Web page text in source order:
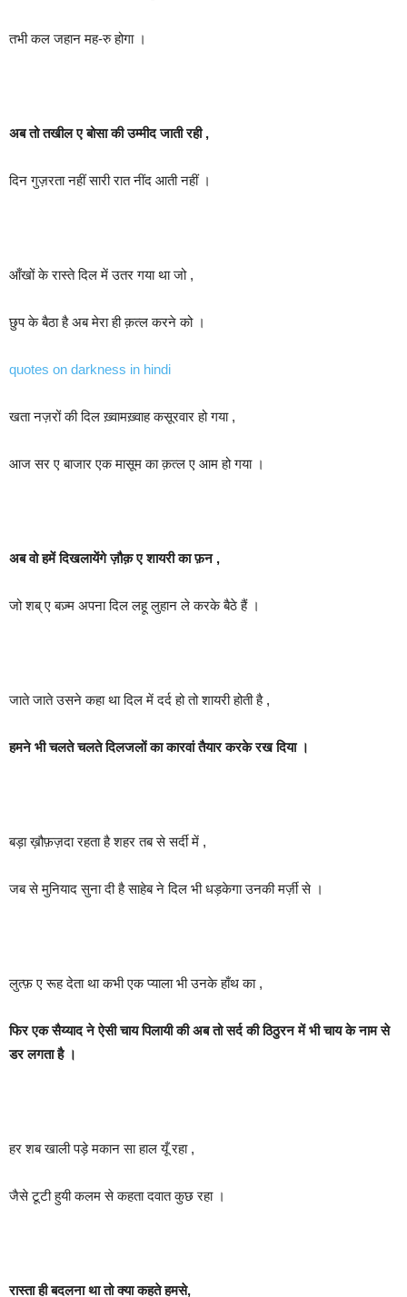
तभी कल जहान मह-रु होगा ।
अब तो तखील ए बोसा की उम्मीद जाती रही ,
दिन गुज़रता नहीं सारी रात नींद आती नहीं ।
आँखों के रास्ते दिल में उतर गया था जो ,
छुप के बैठा है अब मेरा ही क़त्ल करने को ।
quotes on darkness in hindi
खता नज़रों की दिल ख़्वामख़्वाह कसूरवार हो गया ,
आज सर ए बाजार एक मासूम का क़त्ल ए आम हो गया ।
अब वो हमें दिखलायेंगे ज़ौक़ ए शायरी का फ़न ,
जो शब् ए बज़्म अपना दिल लहू लुहान ले करके बैठे हैं ।
जाते जाते उसने कहा था दिल में दर्द हो तो शायरी होती है ,
हमने भी चलते चलते दिलजलों का कारवां तैयार करके रख दिया ।
बड़ा ख़ौफ़ज़दा रहता है शहर तब से सर्दी में ,
जब से मुनियाद सुना दी है साहेब ने दिल भी धड़केगा उनकी मर्ज़ी से ।
लुत्फ़ ए रूह देता था कभी एक प्याला भी उनके हाँथ का ,
फिर एक सैय्याद ने ऐसी चाय पिलायी की अब तो सर्द की ठिठुरन में भी चाय के नाम से
डर लगता है ।
हर शब खाली पड़े मकान सा हाल यूँ रहा ,
जैसे टूटी हुयी कलम से कहता दवात कुछ रहा ।
रास्ता ही बदलना था तो क्या कहते हमसे,